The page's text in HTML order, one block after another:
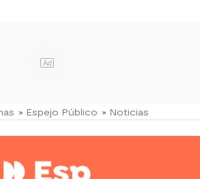
Ad
» Espejo Público » Noticias